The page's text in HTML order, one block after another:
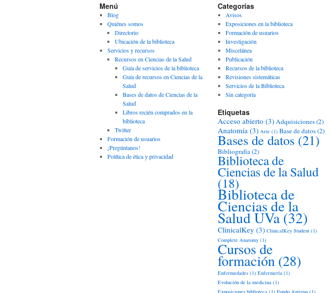
Menú
Blog
Quiénes somos
Directorio
Ubicación de la biblioteca
Servicios y recursos
Recursos en Ciencias de la Salud
Guía de servicios de la biblioteca
Guía de recursos en Ciencias de la
Salud
Bases de datos de Ciencias de la
Salud
Libros recién comprados en la
biblioteca
Twitter
Formación de usuarios
¡Pregúntanos!
Política de ética y privacidad
Categorías
Avisos
Exposiciones en la biblioteca
Formación de usuarios
Investigación
Miscelánea
Publicación
Recursos de la biblioteca
Revisiones sistemáticas
Servicios de la Biblioteca
Sin categoría
Etiquetas
Acceso abierto (3)Adquisiciones(2)
Anatomía (3) Arte (1) Base de datos(2)
Bases de datos (21)
Bibliografía(2)
Biblioteca de
Ciencias de la Salud
(18)
Biblioteca de
Ciencias de la
Salud UVa(32)
ClinicalKey (3) ClinicalKey Student (1)
Complete Anatomy (1)
Cursos de
formación (28)
Enfermedades (1) Enfermería (1)
Evolución de la medicina (1)
Exposiciones biblioteca (1) Fondo Antiguo (1)